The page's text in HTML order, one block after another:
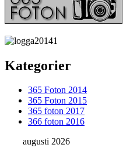
Kategorier
365 Foton 2014
365 Foton 2015
365 foton 2017
366 foton 2016
augusti 2026